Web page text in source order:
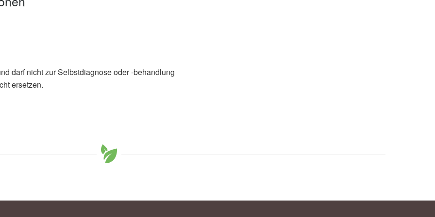
juice, soda during childhood increase the risk of
darf nicht zur Selbstdiagnose oder -behandlung
ersetzen.